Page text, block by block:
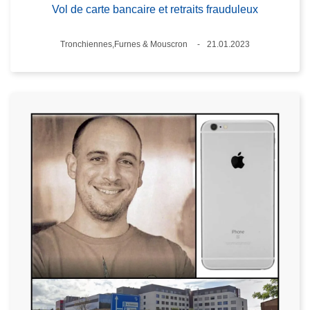
Vol de carte bancaire et retraits frauduleux
Lieux
Tronchiennes,Furnes & Mouscron
21.01.2023